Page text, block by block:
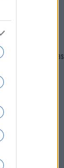
Giovannimaria Cabras